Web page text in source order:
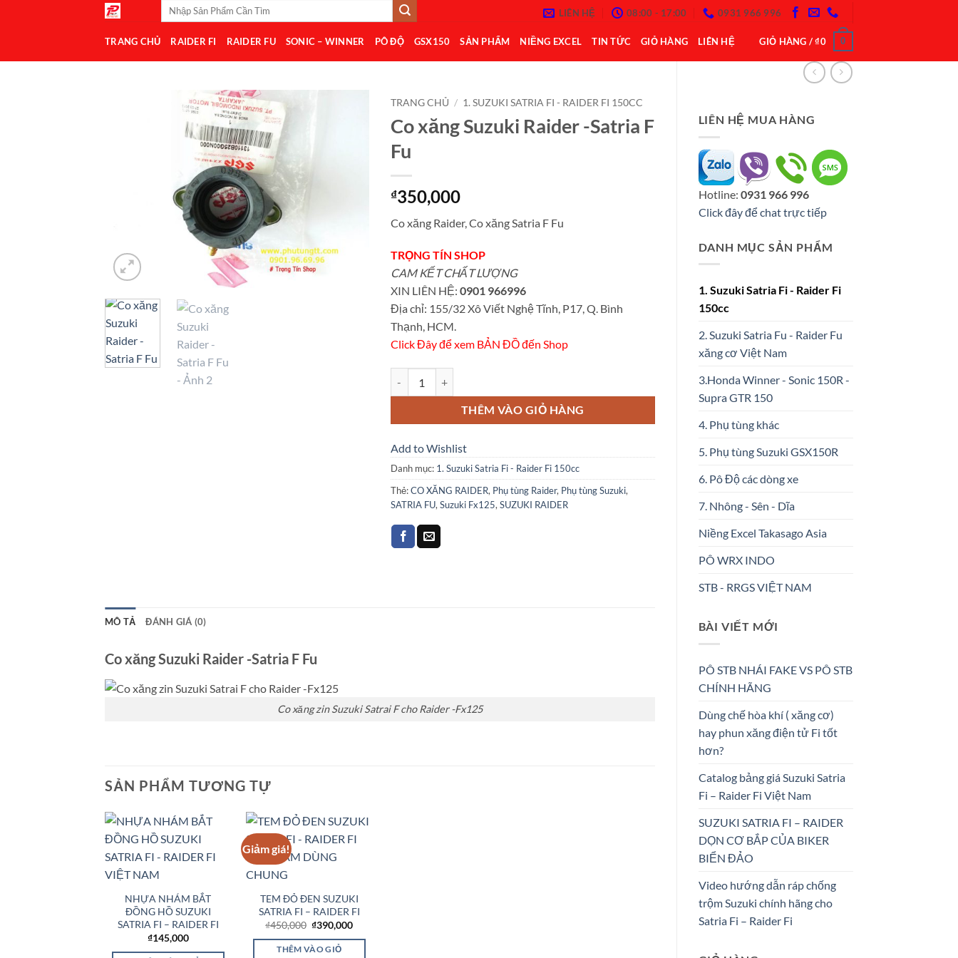
dung
Tìm
LIÊN HỆ 08:00 - 17:00 0931 966 996
TRANG CHỦ RAIDER FI RAIDER FU SONIC – WINNER PÔ ĐỘ GSX150 SẢN PHẨM NIỀNG EXCEL TIN TỨC GIỎ HÀNG LIÊN HỆ GIỎ HÀNG /₫0 0
LIÊN HỆ MUA HÀNG
Hotline: 0931 966 996
Click đây để chat trực tiếp
DANH MỤC SẢN PHẨM
1. Suzuki Satria Fi - Raider Fi
150cc
2. Suzuki Satria Fu - Raider Fu
xăng cơ Việt Nam
3.Honda Winner - Sonic 150R -
Supra GTR 150
4. Phụ tùng khác
5. Phụ tùng Suzuki GSX150R
6. Pô Độ các dòng xe
7. Nhông - Sên - Dĩa
Niềng Excel Takasago Asia
PÔ WRX INDO
STB - RRGS VIỆT NAM
BÀI VIẾT MỚI
PÔ STB NHÁI FAKE VS PÔ STB
CHÍNH HÃNG
Dùng chế hòa khí ( xăng cơ)
hay phun xăng điện tử Fi tốt
hơn?
Catalog bảng giá Suzuki Satria
Fi – Raider Fi Việt Nam
SUZUKI SATRIA FI – RAIDER
DỌN CƠ BẮP CỦA BIKER
BIỂN ĐẢO
Video hướng dẫn ráp chống
trộm Suzuki chính hãng cho
Satria Fi – Raider Fi
TRANG CHỦ / 1. SUZUKI SATRIA FI - RAIDER FI 150CC
Co xăng Suzuki Raider -Satria F
Fu
₫350,000
Co xăng Raider, Co xăng Satria F Fu
TRỌNG TÍN SHOP
CAM KẾT CHẤT LƯỢNG
XIN LIÊN HỆ: 0901 966996
Địa chỉ: 155/32 Xô Viết Nghệ Tĩnh, P17, Q. Bình
Thạnh, HCM.
Click Đây để xem BẢN ĐỒ đến Shop
THÊM VÀO GIỎ HÀNG
Add to Wishlist
Danh mục: 1. Suzuki Satria Fi - Raider Fi 150cc
Thẻ:CO XĂNG RAIDER, Phụ tùng Raider, Phụ tùng Suzuki,
SATRIA FU, Suzuki Fx125, SUZUKI RAIDER
MÔ TẢ ĐÁNH GIÁ (0)
Co xăng Suzuki Raider -Satria F Fu
Co xăng zin Suzuki Satrai F cho Raider -Fx125
SẢN PHẨM TƯƠNG TỰ
Wishlist
NHỰA NHÁM BẮT
ĐỒNG HỒ SUZUKI
SATRIA FI – RAIDER FI
₫145,000
Giảm giá!
Wishlist
TEM ĐỎ ĐEN SUZUKI
SATRIA FI – RAIDER FI
₫450,000 Giá
là:
₫450,000.
₫390,000Giá
tại
THÊM VÀO GIỎ